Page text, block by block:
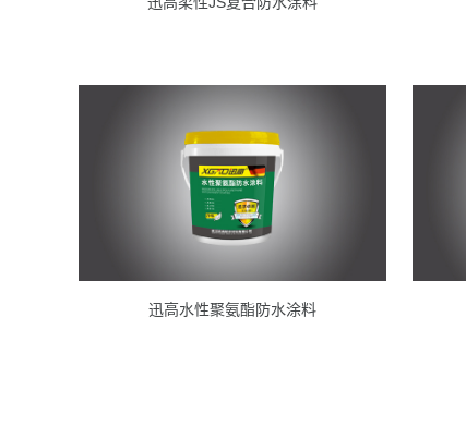
迅高水性聚氨酯防水涂料